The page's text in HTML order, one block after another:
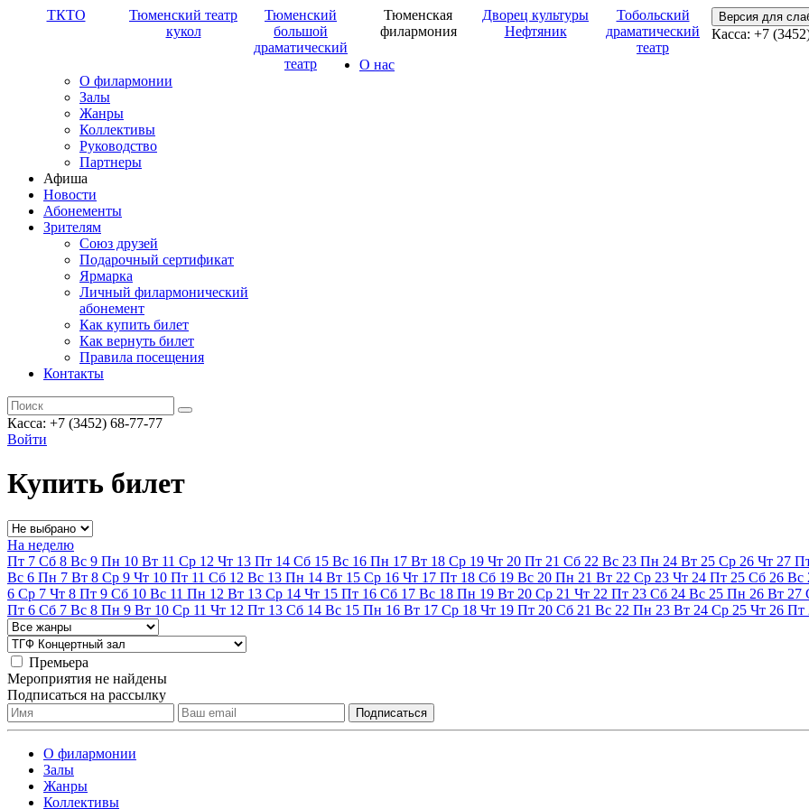
ТКТО
Тюменский театр
кукол
Тюменский
большой
драматический
театр
Тюменская
филармония
Дворец культуры
Нефтяник
Тобольский
драматический
театр
Версия для
Касса: +7
О нас
О филармонии
Залы
Жанры
Коллективы
Руководство
Партнеры
Афиша
Новости
Абонементы
Зрителям
Союз друзей
Подарочный сертификат
Ярмарка
Личный филармонический
абонемент
Как купить билет
Как вернуть билет
Правила посещения
Контакты
Касса: +7 (3452) 68-77-77
Войти
Купить билет
На неделю
Пт 7 Сб 8 Вс 9 Пн 10 Вт 11 Ср 12 Чт 13 Пт 14 Сб 15 Вс 16 Пн 17 Вт 18 Ср 19 Чт 20 Пт 21 Сб 22 Вс 23 Пн 24 Вт 25 Ср 26 Чт 27
Вс 6 Пн 7 Вт 8 Ср 9 Чт 10 Пт 11 Сб 12 Вс 13 Пн 14 Вт 15 Ср 16 Чт 17 Пт 18 Сб 19 Вс 20 Пн 21 Вт 22 Ср 23 Чт 24 Пт 25 Сб 26 Вс
6 Ср 7 Чт 8 Пт 9 Сб 10 Вс 11 Пн 12 Вт 13 Ср 14 Чт 15 Пт 16 Сб 17 Вс 18 Пн 19 Вт 20 Ср 21 Чт 22 Пт 23 Сб 24 Вс 25 Пн 26 Вт 27
Пт 6 Сб 7 Вс 8 Пн 9 Вт 10 Ср 11 Чт 12 Пт 13 Сб 14 Вс 15 Пн 16 Вт 17 Ср 18 Чт 19 Пт 20 Сб 21 Вс 22 Пн 23 Вт 24 Ср 25 Чт 26 Пт
Премьера
Мероприятия не найдены
Подписаться на рассылку
О филармонии
Залы
Жанры
Коллективы